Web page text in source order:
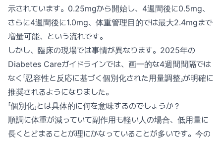
示されています。0.25mgから開始し、4週間後に0.5mg、
さらに4週間後に1.0mg、体重管理目的では最大2.4mgまで
増量可能、という流れです。
しかし、臨床の現場では事情が異なります。2025年の
Diabetes Careガイドラインでは、画一的な4週間間隔では
なく「忍容性と反応に基づく個別化された用量調整」が明確に
推奨されるようになりました。
「個別化」とは具体的に何を意味するのでしょうか？
順調に体重が減っていて副作用も軽い人の場合、低用量に
長くとどまることが理にかなっていることが多いです。今の